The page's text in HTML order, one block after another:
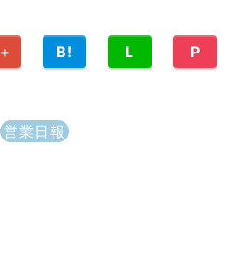
B! L P
営業日報